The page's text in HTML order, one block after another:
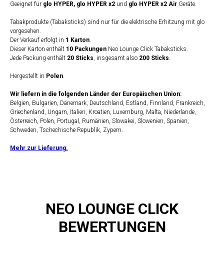
Geeignet für glo HYPER, glo HYPER x2 und glo HYPER x2 Air Geräte.
Tabakprodukte (Tabaksticks) sind nur für die elektrische Erhitzung mit glo
vorgesehen.
Der Verkauf erfolgt in 1 Karton.
Dieser Karton enthält 10 Packungen Neo Lounge Click Tabaksticks.
Jede Packung enthält 20 Sticks, insgesamt also 200 Sticks.
Hergestellt in Polen.
Wir liefern in die folgenden Länder der Europäischen Union:
Belgien, Bulgarien, Dänemark, Deutschland, Estland, Finnland, Frankreich,
Griechenland, Ungarn, Italien, Kroatien, Luxemburg, Malta, Niederlande,
Österreich, Polen, Portugal, Rumänien, Slowakei, Slowenien, Spanien,
Schweden, Tschechische Republik, Zypern.
Mehr zur Lieferung.
NEO LOUNGE CLICK
BEWERTUNGEN